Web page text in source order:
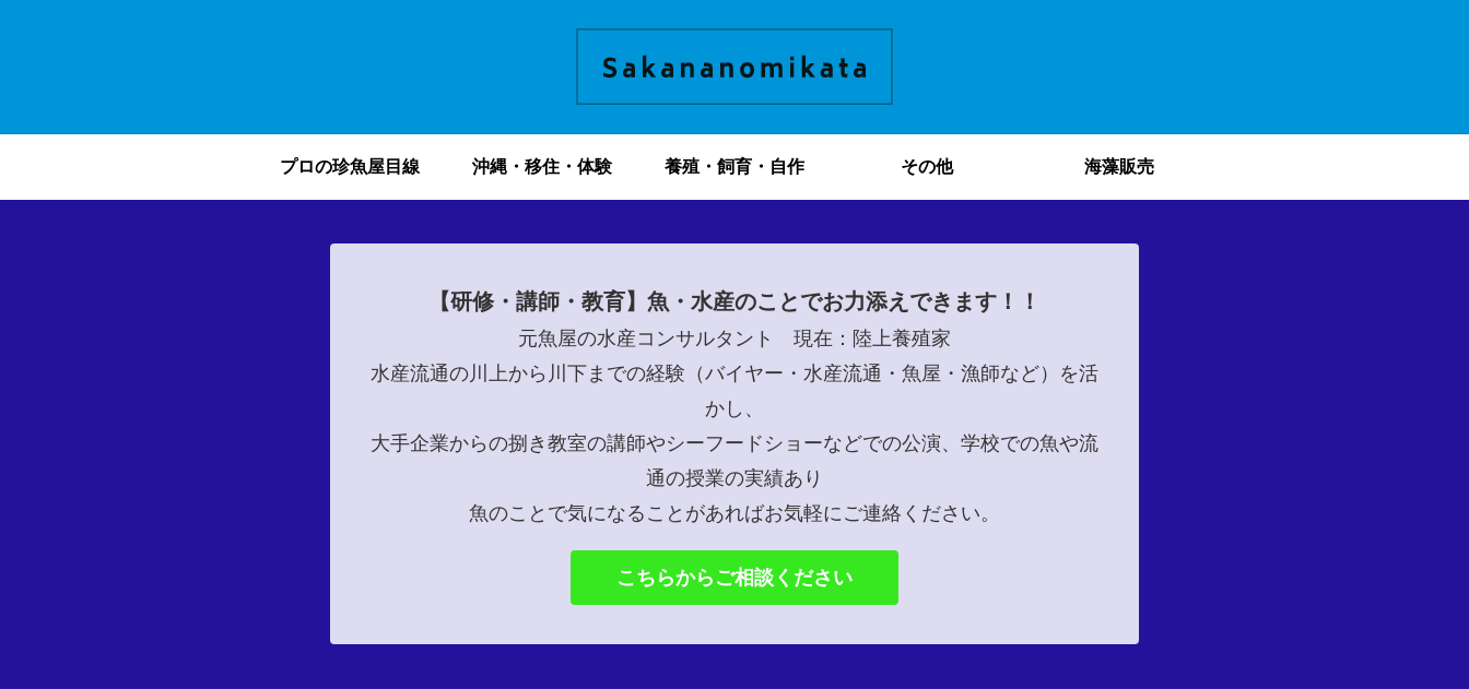
プロの珍魚屋目線 沖縄・移住・体験 養殖・飼育・自作 その他 海藻販売
【研修・講師・教育】魚・水産のことでお力添えできます！！
元魚屋の水産コンサルタント 現在：陸上養殖家
水産流通の川上から川下までの経験（バイヤー・水産流通・魚屋・漁師など）を活
かし、
大手企業からの捌き教室の講師やシーフードショーなどでの公演、学校での魚や流
通の授業の実績あり
魚のことで気になることがあればお気軽にご連絡ください。
こちらからご相談ください